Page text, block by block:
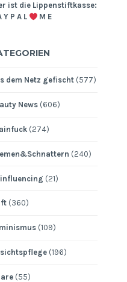
ist die Lippenstiftkasse:
Y P A L
M E
dem Netz gefischt(577)
News(606)
(274)
(240)
(21)
(360)
(109)
(196)
(55)